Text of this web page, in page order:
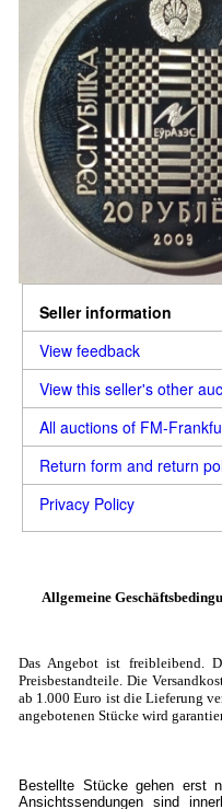
Seller information
View feedback
View this seller's other
All auctions of FM-
Return form and return
Privacy Policy
Allgemeine
Das Angebot ist freibleibend.
Preisbestandteile. Die
ab 1.000 Euro ist die Lieferung
angebotenen Stücke wird
Bestellte Stücke gehen erst
Ansichtssendungen sind